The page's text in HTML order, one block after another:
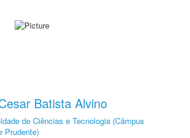
Batista Alvino
de Ciências e Tecnologia (Câmpus
Prudente)